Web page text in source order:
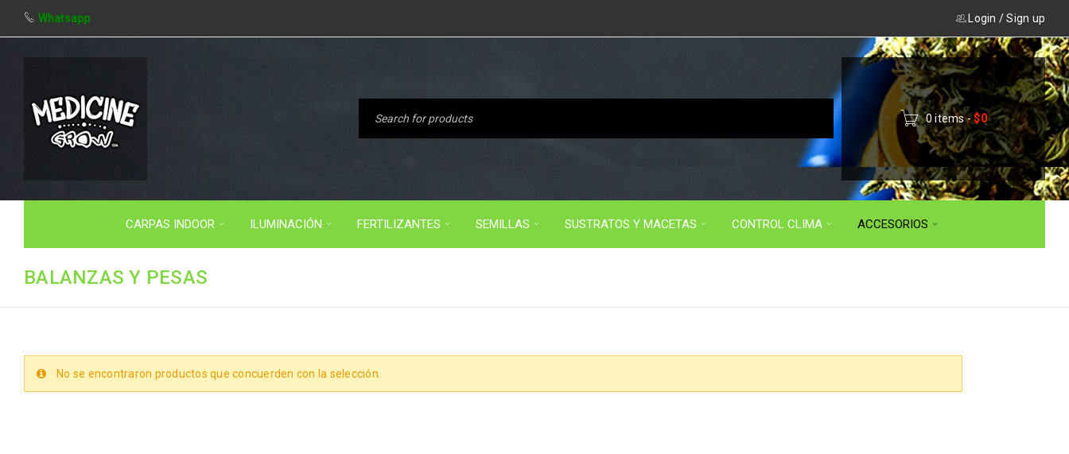
Whatsapp Login /Sign up
0 items - $0
CARPAS INDOOR ILUMINACIÓN FERTILIZANTES SEMILLAS SUSTRATOS Y MACETAS CONTROL CLIMA ACCESORIOS
BALANZAS Y PESAS
No se encontraron productos que concuerden con la selección.